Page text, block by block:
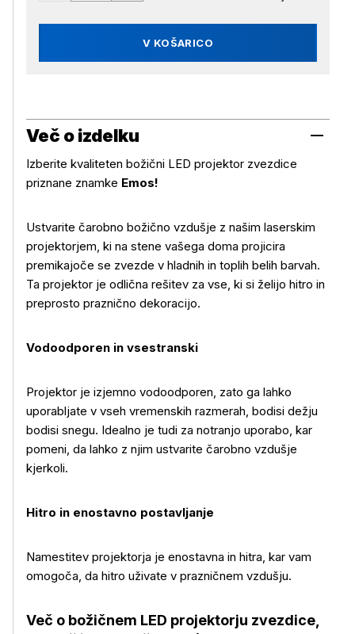
V KOŠARICO
Več o izdelku
Izberite kvaliteten božični LED projektor zvezdice
priznane znamke Emos!
Ustvarite čarobno božično vzdušje z našim laserskim
projektorjem, ki na stene vašega doma projicira
premikajoče se zvezde v hladnih in toplih belih barvah.
Ta projektor je odlična rešitev za vse, ki si želijo hitro in
preprosto praznično dekoracijo.
Vodoodporen in vsestranski
Projektor je izjemno vodoodporen, zato ga lahko
uporabljate v vseh vremenskih razmerah, bodisi dežju
bodisi snegu. Idealno je tudi za notranjo uporabo, kar
pomeni, da lahko z njim ustvarite čarobno vzdušje
kjerkoli.
Hitro in enostavno postavljanje
Namestitev projektorja je enostavna in hitra, kar vam
omogoča, da hitro uživate v prazničnem vzdušju.
Več o božičnem LED projektorju zvezdice,